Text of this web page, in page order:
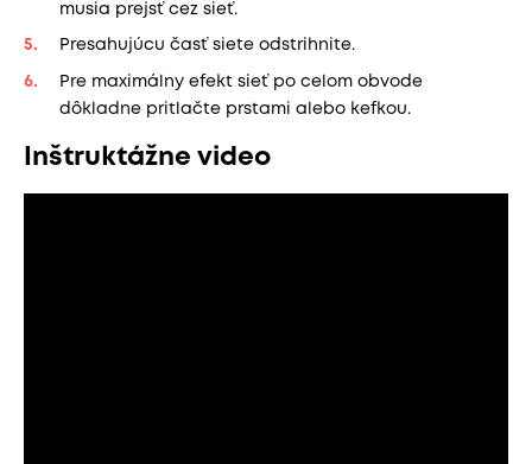
musia prejsť cez sieť.
Presahujúcu časť siete odstrihnite.
Pre maximálny efekt sieť po celom obvode
dôkladne pritlačte prstami alebo kefkou.
Inštruktážne video